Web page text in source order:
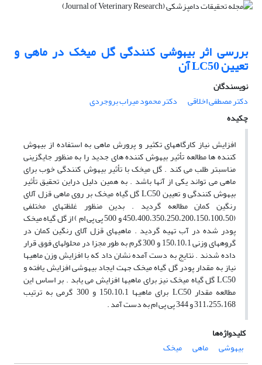
بررسی اثر بیهوشی کنندگی گل میخک در ماهی و
تعیین LC50 آن
نویسندگان
دکتر مصطفی اخلاقی
دکتر محمود میراب بروجردی
چکیده
افزایش نیاز کارگاههای تکثیر و پرورش ماهی به استفاده از بیهوش
کننده ها مطالعه تأثیر بیهوش کننده های جدید را به منظور جایگزینی
مناسبتر طلب می کند . گل میخک با تأثیر بیهوش کنندگی خوب برای
ماهی می تواند یکی از آنها باشد . به همین دلیل دراین تحقیق تأثیر
بیهوش کنندگی و تعیین LC50 گل گیاه میخک بر روی ماهی قزل آلای
رنگین کمان مطالعه گردید . بدین منظور غلظتهای مختلفی
(450،400،350،250،200،150،100،50 و 500 پی پی ام ) از گل گیاه میخک
پودر شده در آب تهیه گردید . ماهیهای قزل آلای رنگین کمان در
گروههای وزنی 150،10،1 و 300 گرم به طور مجزا در محلولهای فوق قرار
داده شدند . نتایج به دست آمده نشان داد که با افزایش وزن ماهیها
نیاز به مقدار پودر گل گیاه میخک جهت ایجاد بیهوشی افزایش یافته و
LC50 گل گیاه میخک نیز برای ماهیها افزایش می یابد . بر اساس این
مطالعه مقدار LC50 برای ماهیها 150،10،1 و 300 گرمی به ترتیب
311،255،168 و 344 پی پی ام به دست آمد .
کلیدواژه‌ها
بیهوشی
ماهی میخک